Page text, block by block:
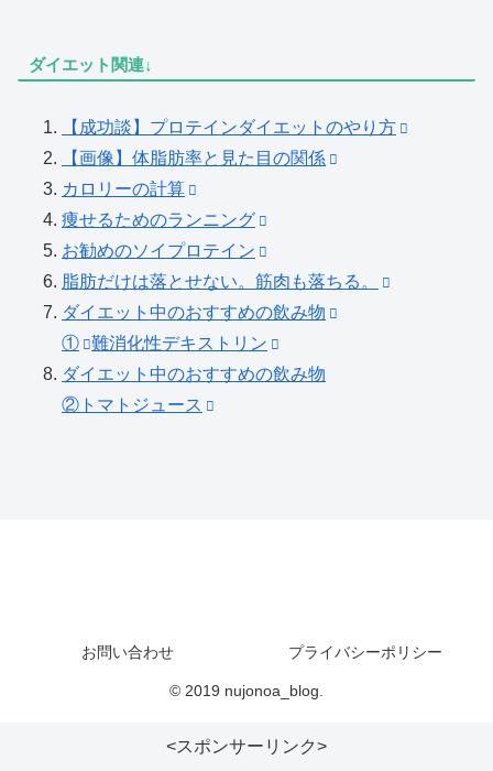
ダイエット関連↓
【成功談】プロテインダイエットのやり方
【画像】体脂肪率と見た目の関係
カロリーの計算
痩せるためのランニング
お勧めのソイプロテイン
脂肪だけは落とせない。筋肉も落ちる。
ダイエット中のおすすめの飲み物
①
難消化性デキストリン
ダイエット中のおすすめの飲み物
②トマトジュース
お問い合わせ プライバシーポリシー
© 2019 nujonoa_blog.
<スポンサーリンク>